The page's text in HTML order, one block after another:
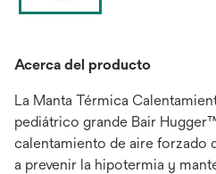
Acerca del producto
La Manta Térmica
pediátrico grande Bair
calentamiento de aire forzado
a prevenir la hipotermia y